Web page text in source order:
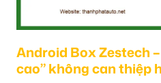
Android Box Zestech
cao” không can thiệp